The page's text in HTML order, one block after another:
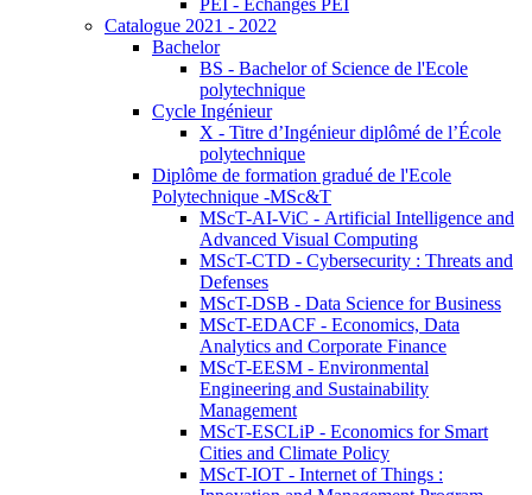
PEI - Echanges PEI
Catalogue 2021 - 2022
Bachelor
BS - Bachelor of Science de l'Ecole
polytechnique
Cycle Ingénieur
X - Titre d’Ingénieur diplômé de l’École
polytechnique
Diplôme de formation gradué de l'Ecole
Polytechnique -MSc&T
MScT-AI-ViC - Artificial Intelligence and
Advanced Visual Computing
MScT-CTD - Cybersecurity : Threats and
Defenses
MScT-DSB - Data Science for Business
MScT-EDACF - Economics, Data
Analytics and Corporate Finance
MScT-EESM - Environmental
Engineering and Sustainability
Management
MScT-ESCLiP - Economics for Smart
Cities and Climate Policy
MScT-IOT - Internet of Things :